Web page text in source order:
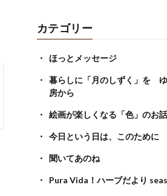
カテゴリー
ほっとメッセージ
暮らしに「月のしずく」を
房から
絵画が楽しくなる「色」のお話
今日という日は、このために
聞いてあのね
Pura Vida！ハーブだより